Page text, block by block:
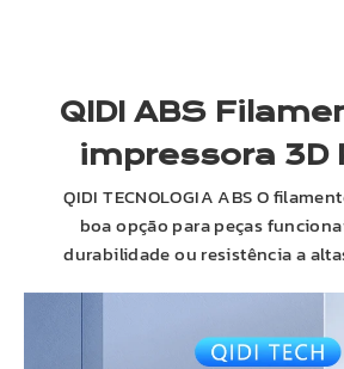
QIDI ABS
impressora 3D
QIDI TECNOLOGIAABSO
boa opção para peças
durabilidade ou resistência a